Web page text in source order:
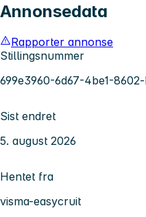
Annonsedata
Rapporter annonse
Stillingsnummer
699e3960-6d67-4be1-
Sist endret
5. august 2026
Hentet fra
visma-easycruit